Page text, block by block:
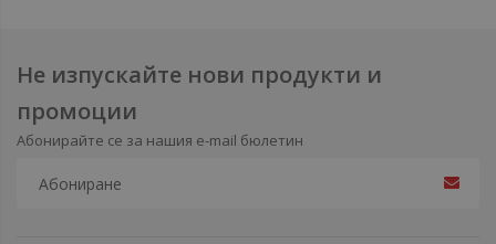
Не изпускайте нови продукти и
промоции
Абонирайте се за нашия e-mail бюлетин